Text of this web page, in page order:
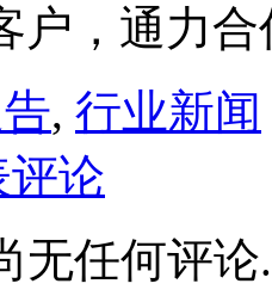
户，通力
, 行业新闻
评论
无任何评论.